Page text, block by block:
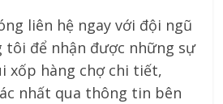
liên hệ ngay với đội ngũ
tôi để nhận được những sự
xốp hàng chợ chi tiết,
nhất qua thông tin bên